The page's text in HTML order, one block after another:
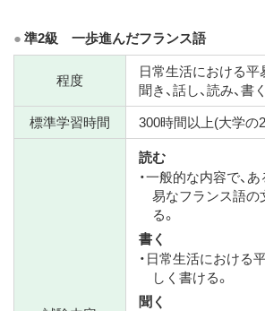
準2級 一歩進んだフランス語
程度
日常生活における平
聞き、話し、読み、書
標準学習時間
300時間以上(大学の
読む
・一般的な内容で、
易なフランス語の
る。
書く
・日常生活における
しく書ける。
聞く